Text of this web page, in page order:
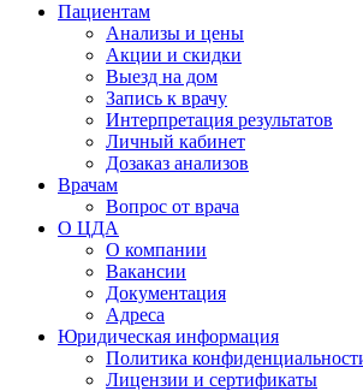
Пациентам
Анализы и цены
Акции и скидки
Выезд на дом
Запись к врачу
Интерпретация результатов
Личный кабинет
Дозаказ анализов
Врачам
Вопрос от врача
О ЦДА
О компании
Вакансии
Документация
Адреса
Юридическая информация
Политика
Лицензии и сертификаты